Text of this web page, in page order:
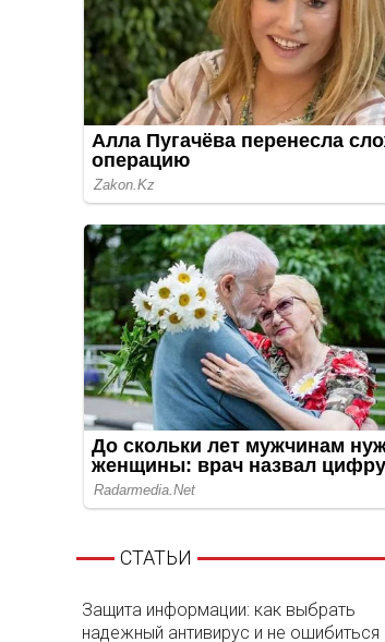
СТАТЬИ
Защита информации: как выбрать
надежный антивирус и не ошибиться